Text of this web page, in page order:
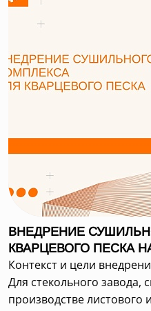
ВНЕДРЕНИЕ
КВАРЦЕВОГО ПЕСКА
Контекст и цели
Для стекольного завода,
производстве листового